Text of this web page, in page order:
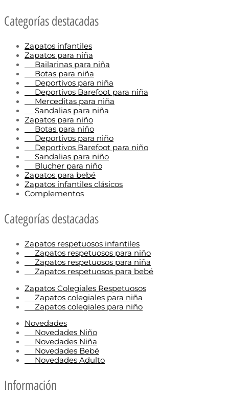
Categorías destacadas
Zapatos infantiles
Zapatos para niña
Bailarinas para niña
Botas para niña
Deportivos para niña
Deportivos Barefoot para niña
Merceditas para niña
Sandalias para niña
Zapatos para niño
Botas para niño
Deportivos para niño
Deportivos Barefoot para niño
Sandalias para niño
Blucher para niño
Zapatos para bebé
Zapatos infantiles clásicos
Complementos
Categorías destacadas
Zapatos respetuosos infantiles
Zapatos respetuosos para niño
Zapatos respetuosos para niña
Zapatos respetuosos para bebé
Zapatos Colegiales Respetuosos
Zapatos colegiales para niña
Zapatos colegiales para niño
Novedades
Novedades Niño
Novedades Niña
Novedades Bebé
Novedades Adulto
Información